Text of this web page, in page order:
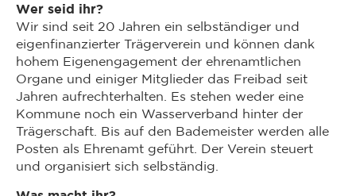
Wer seid ihr?
Wir sind seit 20 Jahren ein selbständiger und
eigenfinanzierter Trägerverein und können dank
hohem Eigenengagement der ehrenamtlichen
Organe und einiger Mitglieder das Freibad seit
Jahren aufrechterhalten. Es stehen weder eine
Kommune noch ein Wasserverband hinter der
Trägerschaft. Bis auf den Bademeister werden alle
Posten als Ehrenamt geführt. Der Verein steuert
und organisiert sich selbständig.